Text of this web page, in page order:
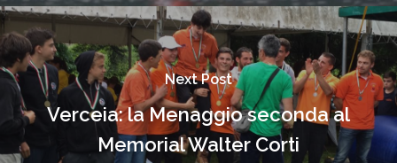
Next Post
Verceia: la Menaggio seconda al
Memorial Walter Corti